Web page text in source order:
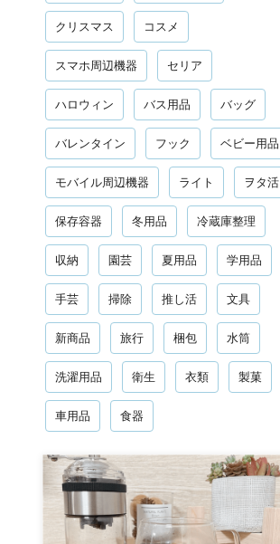
クリスマス コスメ
スマホ周辺機器 セリア
ハロウィン バス用品 バッグ
バレンタイン フック ベビー用品
モバイル周辺機器 ライト ヲタ活
保存容器 冬用品 冷蔵庫整理
収納 園芸 夏用品 学用品
手芸 掃除 推し活 文具
新商品 旅行 梱包 水筒
洗濯用品 衛生 衣類 製菓
車用品 食器